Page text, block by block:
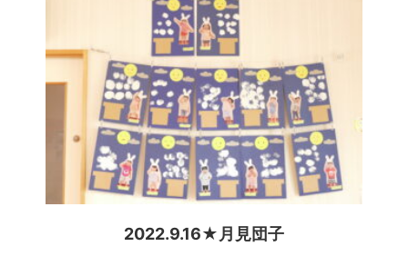
2022.9.16★月見団子